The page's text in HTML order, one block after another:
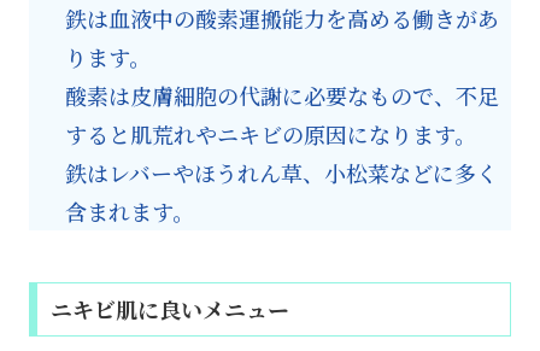
鉄は血液中の酸素運搬能力を高める働きがあ
ります。
酸素は皮膚細胞の代謝に必要なもので、不足
すると肌荒れやニキビの原因になります。
鉄はレバーやほうれん草、小松菜などに多く
含まれます。
ニキビ肌に良いメニュー